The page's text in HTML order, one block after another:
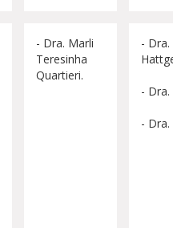
- Dra. Marli
Teresinha
Quartieri.
-
-
-